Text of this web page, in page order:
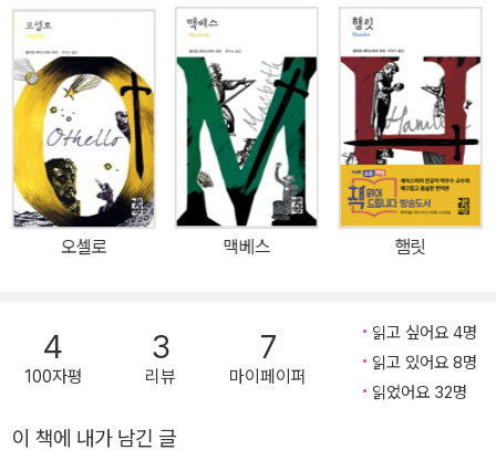
곡 작품들은 상연 연대에 따라 대개 4기로 분류된다.
딸의 배신은 부산물일 뿐, 고통의 핵심은 스스로를 보지 못하는 그 자
신에게 있었다. 절대 권력이라는 값비싼 외투에 감싸인 채 눈이 흐려
진 리어, 르네상스 시대의 극장에서, 그리고 지금 우리 곁에서 끊임없
이 되살아난다. ■ 『뉴스위크』 선정 세계 100대 명저 / 세상을 움직
인 100권의 책 ■ 미국 대학 위원회 선정 SAT 추천 도서 ■ 국립중
앙도서관 선정 청소년 권장 도서 50선 / 고전 100선 ■ 서울대학교,
고려대학교, 연세대학교 중복 추천 도서 ■ 2002년 노벨 연구소가
선정한 〈세계문학 100선〉 『리어 왕』은 열린책들이 2009년부터 펴
내기 시작한 <열린책들 세계문학> 시리즈의 201번째 책이다. <열린
새 이름으로, 상세한 해설과 작가 연보로 독자들의 깊이 있는 이해를
돕는 한편 가볍고 실용적인 사이즈에 시선을 사로잡는 개성 있는 디
자인으로 현대적 감각을 살렸다. 앞으로도 열린책들은 세계 문학사의
오셀로 맥베스 햄릿
4
100자평
3
리뷰
7
마이페이퍼
읽고 싶어요 4명
읽고 있어요 8명
읽었어요 32명
이 책에 내가 남긴 글